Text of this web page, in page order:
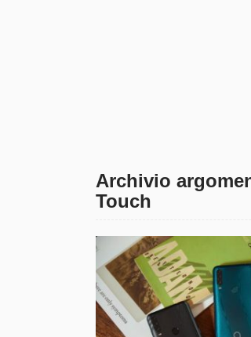
Archivio
Touch